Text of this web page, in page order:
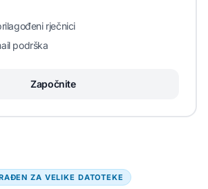
rječnici
podrška
Započnite
ZA VELIKE DATOTEKE